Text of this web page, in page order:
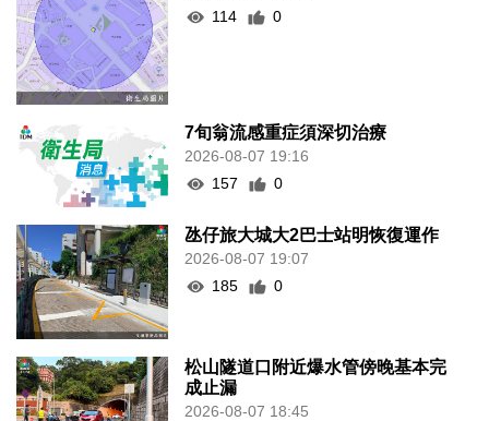
114
0
7旬翁流感重症須深切治療
2026-08-07 19:16
157
0
氹仔旅大城大2巴士站明恢復運作
2026-08-07 19:07
185
0
松山隧道口附近爆水管傍晚基本完
成止漏
2026-08-07 18:45